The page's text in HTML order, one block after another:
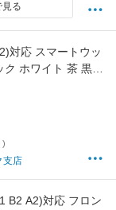
見る
対応 スマートウッ
ク ホワイト 茶 黒
タンド 看板立て
ー パネル 額縁 黒
高級 店舗 飲食店
)
支店
B2 A2)対応 フロン